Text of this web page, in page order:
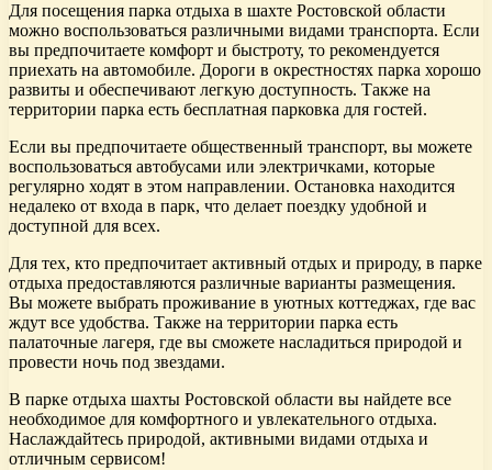
Для посещения парка отдыха в шахте Ростовской области
можно воспользоваться различными видами транспорта. Если
вы предпочитаете комфорт и быстроту, то рекомендуется
приехать на автомобиле. Дороги в окрестностях парка хорошо
развиты и обеспечивают легкую доступность. Также на
территории парка есть бесплатная парковка для гостей.
Если вы предпочитаете общественный транспорт, вы можете
воспользоваться автобусами или электричками, которые
регулярно ходят в этом направлении. Остановка находится
недалеко от входа в парк, что делает поездку удобной и
доступной для всех.
Для тех, кто предпочитает активный отдых и природу, в парке
отдыха предоставляются различные варианты размещения.
Вы можете выбрать проживание в уютных коттеджах, где вас
ждут все удобства. Также на территории парка есть
палаточные лагеря, где вы сможете насладиться природой и
провести ночь под звездами.
В парке отдыха шахты Ростовской области вы найдете все
необходимое для комфортного и увлекательного отдыха.
Наслаждайтесь природой, активными видами отдыха и
отличным сервисом!